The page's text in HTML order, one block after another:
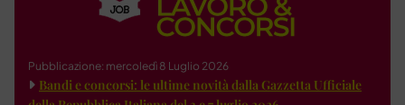
Pubblicazione: mercoledì 8 Luglio 2026
Bandi e concorsi: le ultime novità dalla Gazzetta Ufficiale